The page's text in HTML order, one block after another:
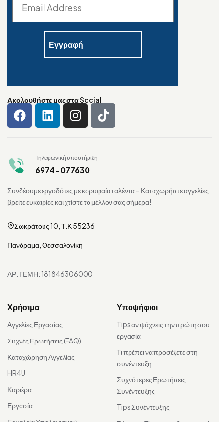
Ακολουθήστε μας στα Social
Τηλεφωνική υποστήριξη
6974-077630
Συνδέουμε εργοδότες με κορυφαία ταλέντα – Καταχωρήστε αγγελίες,
βρείτε ευκαιρίες και χτίστε το μέλλον σας σήμερα!
Σωκράτους 10, Τ.Κ 55236
Πανόραμα, Θεσσαλονίκη
ΑΡ. ΓΕΜΗ: 181846306000
Χρήσιμα
Αγγελίες Εργασίας
Συχνές Ερωτήσεις (FAQ)
Καταχώρηση Αγγελίας
HR4U
Καριέρα
Εργασία
Υποψήφιοι
Tips αν ψάχνεις την πρώτη σου
εργασία
Τι πρέπει να προσέξετε στη
συνέντευξη
Συχνότερες Ερωτήσεις
Συνέντευξης
Tips Συνέντευξης